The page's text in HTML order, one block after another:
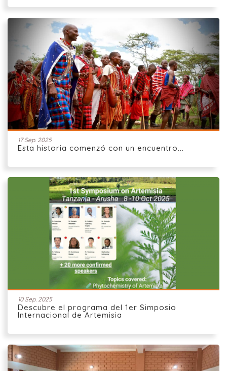
17 Sep. 2025
Esta historia comenzó con un encuentro...
10 Sep. 2025
Descubre el programa del 1er Simposio
Internacional de Artemisia